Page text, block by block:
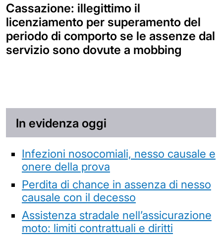
Cassazione: illegittimo il
licenziamento per superamento del
periodo di comporto se le assenze dal
servizio sono dovute a mobbing
In evidenza oggi
Infezioni nosocomiali, nesso causale e
onere della prova
Perdita di chance in assenza di nesso
causale con il decesso
Assistenza stradale nell’assicurazione
moto: limiti contrattuali e diritti